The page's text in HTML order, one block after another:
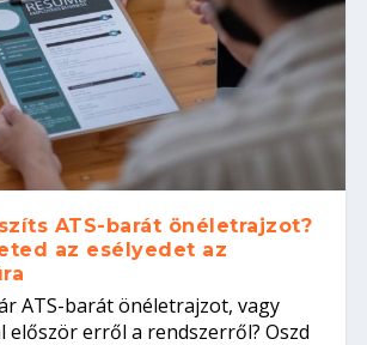
ATS-barát önéletrajzot?
az esélyedet az
ATS-barát önéletrajzot, vagy
először erről a rendszerről? Oszd